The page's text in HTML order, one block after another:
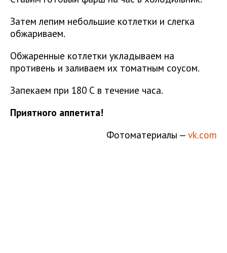
Затем лепим небольшие котлетки и слегка
обжариваем.
Обжаренные котлетки укладываем на
противень и заливаем их томатным соусом.
Запекаем при 180 С в течение часа.
Приятного аппетита!
Фотоматериалы — vk.com